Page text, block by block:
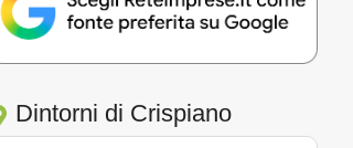
Dintorni di Crispiano